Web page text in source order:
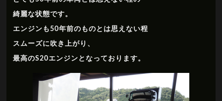
綺麗な状態です。
エンジンも50年前のものとは思えない程
スムーズに吹き上がり、
最高のS20エンジンとなっております。